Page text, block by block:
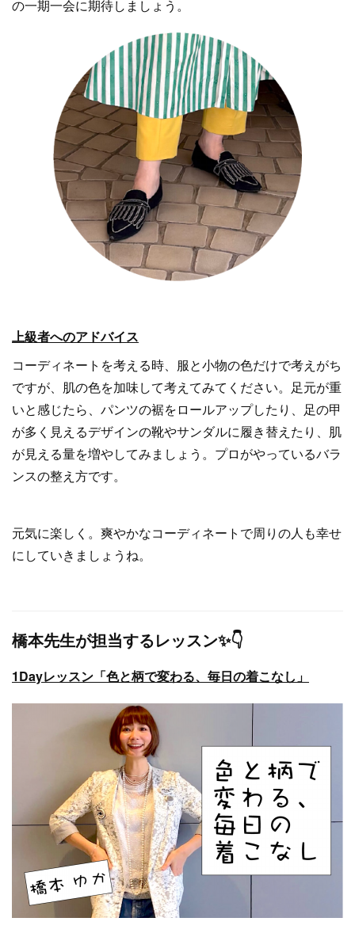
の一期一会に期待しましょう。
上級者へのアドバイス
コーディネートを考える時、服と小物の色だけで考えがち
ですが、肌の色を加味して考えてみてください。足元が重
いと感じたら、パンツの裾をロールアップしたり、足の甲
が多く見えるデザインの靴やサンダルに履き替えたり、肌
が見える量を増やしてみましょう。プロがやっているバラ
ンスの整え方です。
元気に楽しく。爽やかなコーディネートで周りの人も幸せ
にしていきましょうね。
橋本先生が担当するレッスン✨👇
1Dayレッスン「色と柄で変わる、毎日の着こなし」